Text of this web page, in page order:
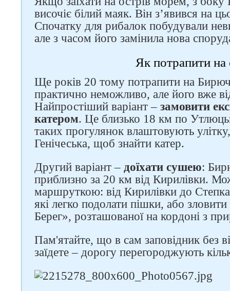
височіє білий маяк. Він з’явився на
Спочатку для рибалок побудували
але з часом його замінила нова
Як потрапити на
Ще років 20 тому потрапити на
практично неможливо, але його вже
Найпростіший варіант – замовити
катером. Це близько 18 км по
таких прогулянок влаштовують
Генічеська, щоб знайти катер.
Другий варіант – доїхати сушею:
приблизно за 20 км від Кирилівки.
маршруткою: від Кирилівки до
які легко подолати пішки, або
Берег», розташованої на кордоні з
Пам'ятайте, що в сам заповідник без
заїдете – дорогу перегороджують